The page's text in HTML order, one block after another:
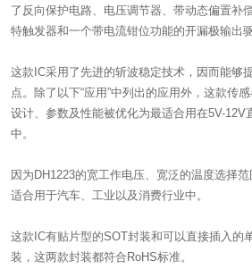
了反向保护电路、电压调节器、带动态偏置补
特触发器和一个带电流钳位功能的开漏极输出驱
这款IC采用了先进的斩波稳定技术，因而能够
点。除了以下“应用”中列出的应用外，这款传
设计、参数及性能被优化为最适合用在5V-12V
中。
因为DH1223的宽工作电压、宽泛的温度选择
适合用于汽车、工业以及消费行业中。
这款IC有贴片型的SOT封装和可以直接插入的
装，这两款封装都符合RoHS标准。